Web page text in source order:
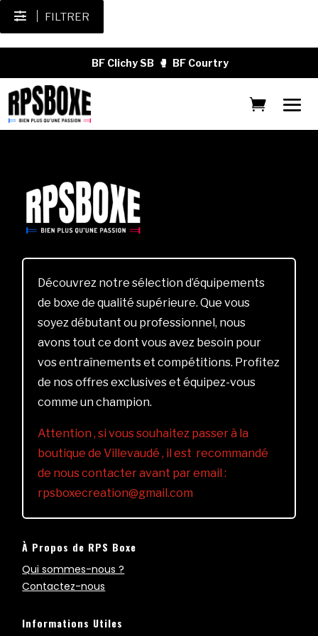
FILTRER
BF Clichy SB 🥊 BF Courtry
Découvrez notre sélection d’équipements
de boxe de qualité supérieure. Que vous
soyez débutant ou professionnel, nous
avons tout ce dont vous avez besoin pour
vos entraînements et compétitions. Profitez
de nos offres exclusives et équipez-vous
comme un champion.
Attention , si vous souhaitez passer à la
boutique de Villevaudé , il est recommandé
de nous contacter avant par email :
rpsboxecreation@gmail.com
À Propos de RPS Boxe
Qui sommes-nous ?
Contactez-nous
Informations Utiles